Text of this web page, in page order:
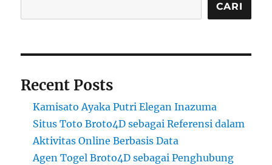
CARI
Recent Posts
Kamisato Ayaka Putri Elegan Inazuma
Situs Toto Broto4D sebagai Referensi dalam
Aktivitas Online Berbasis Data
Agen Togel Broto4D sebagai Penghubung